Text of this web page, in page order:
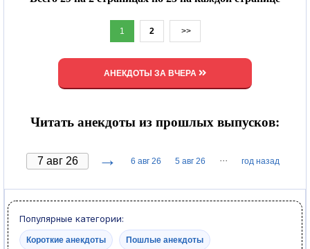
1 2 >>
АНЕКДОТЫ ЗА ВЧЕРА
Читать анекдоты из прошлых выпусков:
→ 6 авг 26 5 авг 26 ··· год назад
Популярные категории:
Короткие анекдоты Пошлые анекдоты